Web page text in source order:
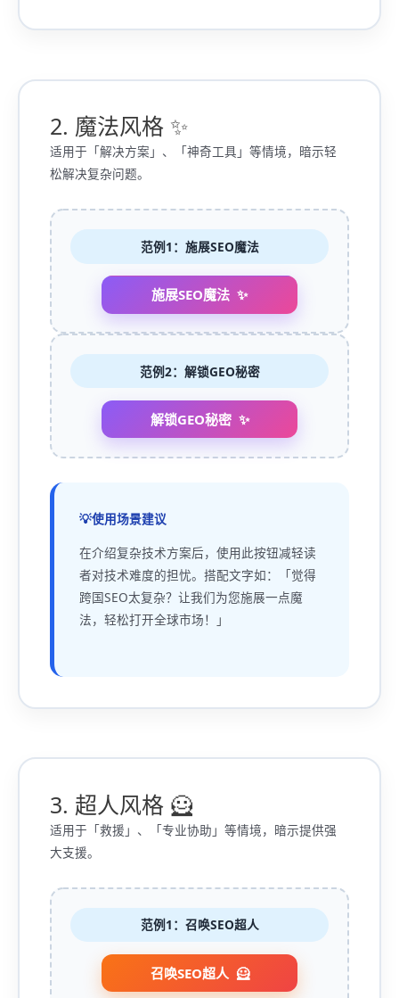
2. 魔法风格 ✨
适用于「解决方案」、「神奇工具」等情境，暗示轻
松解决复杂问题。
范例1：施展SEO魔法
施展SEO魔法
范例2：解锁GEO秘密
解锁GEO秘密
使用场景建议
在介绍复杂技术方案后，使用此按钮减轻读
者对技术难度的担忧。搭配文字如：「觉得
跨国SEO太复杂？让我们为您施展一点魔
法，轻松打开全球市场！」
3. 超人风格 🦸
适用于「救援」、「专业协助」等情境，暗示提供强
大支援。
范例1：召唤SEO超人
召唤SEO超人